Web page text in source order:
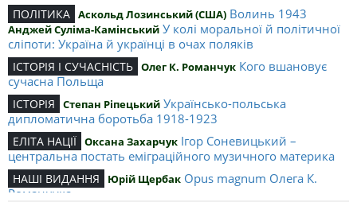
ПОЛІТИКА Аскольд Лозинський (США) Волинь 1943
Анджей Суліма-Камінський У колі моральної й політичної
сліпоти: Україна й українці в очах поляків
ІСТОРІЯ І СУЧАСНІСТЬ Олег К. Романчук Кого вшановує
сучасна Польща
ІСТОРІЯ Степан Ріпецький Українсько-польська
дипломатична боротьба 1918-1923
ЕЛІТА НАЦІЇ Оксана Захарчук Ігор Соневицький –
центральна постать еміграційного музичного материка
НАШІ ВИДАННЯ Юрій Щербак Opus magnum Олега К.
Романчука